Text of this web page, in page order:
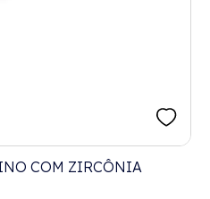
COM ZIRCÔNIA